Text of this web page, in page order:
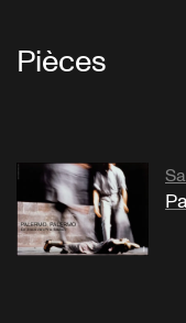
Pièces